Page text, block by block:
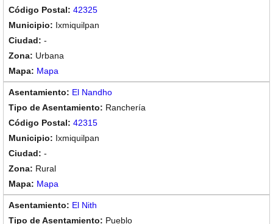
42325
Ixmiquilpan
-
Urbana
Mapa
El Nandho
Ranchería
42315
Ixmiquilpan
-
Rural
Mapa
El Nith
Pueblo